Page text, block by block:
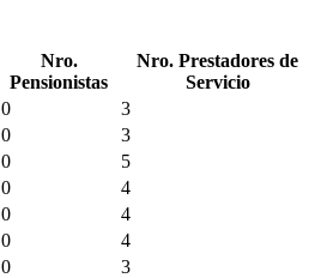
Nro.
Pensionistas
Nro. Prestadores de
Servicio
0
3
0
3
0
5
0
4
0
4
0
4
0
3